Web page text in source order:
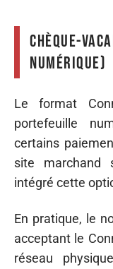
Chèque-
numérique)
Le format
portefeuille
certains
site marchand
intégré cette
En pratique, le
acceptant le
réseau